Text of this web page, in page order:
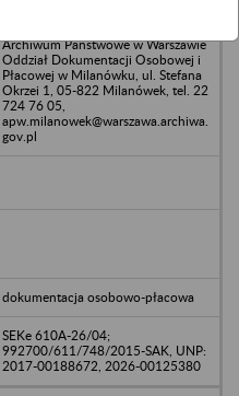
Archiwum Państwowe w Warszawie
Oddział Dokumentacji Osobowej i
Płacowej w Milanówku, ul. Stefana
Okrzei 1, 05-822 Milanówek, tel. 22
724 76 05,
apw.milanowek@warszawa.archiwa.
gov.pl
dokumentacja osobowo-płacowa
SEKe 610A-26/04;
992700/611/748/2015-SAK, UNP:
2017-00188672, 2026-00125380